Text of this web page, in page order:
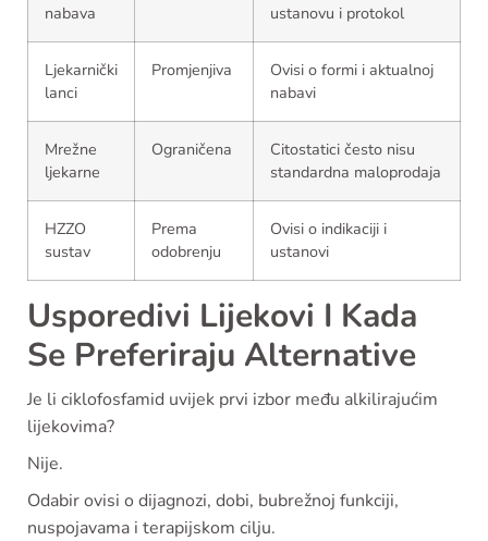
nabava
ustanovu i protokol
Ljekarnički
lanci
Promjenjiva
Ovisi o formi i aktualnoj
nabavi
Mrežne
ljekarne
Ograničena
Citostatici često nisu
standardna maloprodaja
HZZO
sustav
Prema
odobrenju
Ovisi o indikaciji i
ustanovi
Usporedivi Lijekovi I Kada
Se Preferiraju Alternative
Je li ciklofosfamid uvijek prvi izbor među alkilirajućim
lijekovima?
Nije.
Odabir ovisi o dijagnozi, dobi, bubrežnoj funkciji,
nuspojavama i terapijskom cilju.